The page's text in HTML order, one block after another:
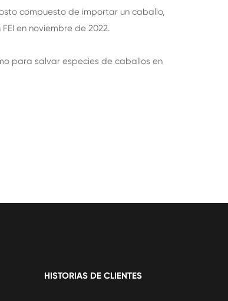
compuesto de importar un caballo,
en noviembre de 2022.
para salvar especies de caballos en
HISTORIAS DE CLIENTES